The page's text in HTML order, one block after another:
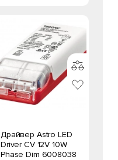
Драйвер Astro LED
Driver CV 12V 10W
Phase Dim 6008038